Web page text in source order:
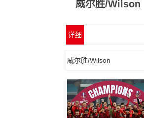
威尔胜/Wilson
详细
威尔胜/Wilson